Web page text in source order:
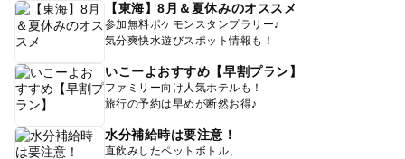
【東海】8月＆夏休みのオススメ
参加無料ポケモンスタンプラリー♪
気分爽快水遊びスポット情報も！
いこーよおすすめ【早割プラン】
ファミリー向け人気ホテルも！
旅行の予約は早めが断然お得♪
水分補給時は要注意！
直飲みしたペットボトル、